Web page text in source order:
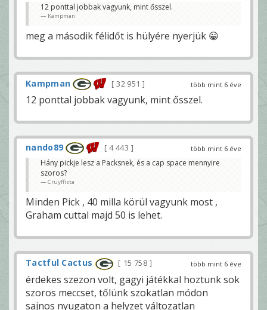
12 ponttal jobbak vagyunk, mint ősszel.
Kampman
meg a második félidőt is hülyére nyerjük 😀
több mint 6 éve
Kampman 32 951
12 ponttal jobbak vagyunk, mint ősszel.
több mint 6 éve
nando89
4 443
Hány pickje lesz a Packsnek, és a cap space mennyire
szoros?
Cruyffista
Minden Pick , 40 milla körül vagyunk most ,
Graham cuttal majd 50 is lehet.
több mint 6 éve
Tactful Cactus 15 758
érdekes szezon volt, gagyi játékkal hoztunk sok
szoros meccset, tőlünk szokatlan módon
sajnos nyugaton a helyzet változatlan